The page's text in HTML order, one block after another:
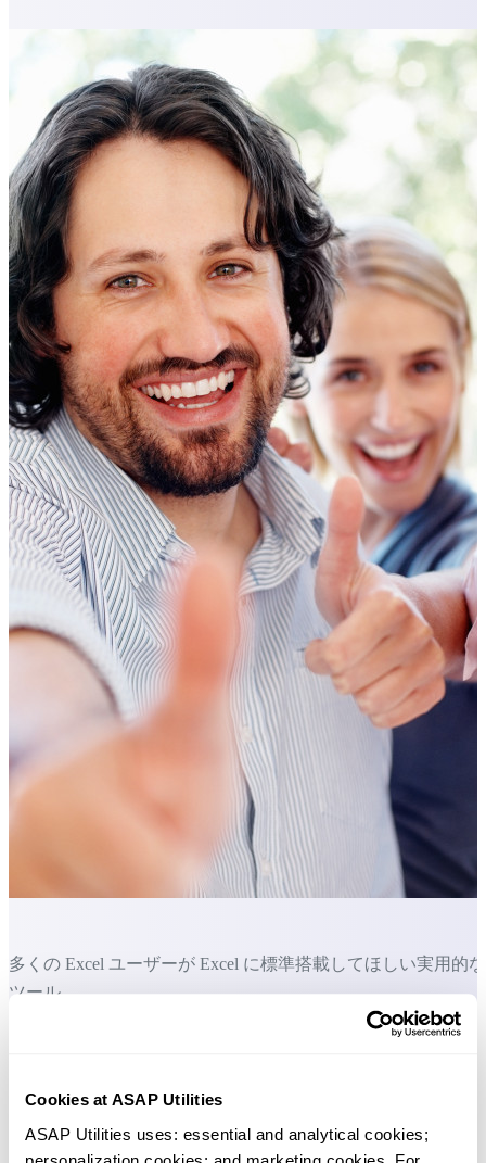
Cookies at ASAP Utilities
ASAP Utilities uses: essential and analytical cookies;
多くの Excel ユーザーが Excel に標準搭載してほしい実用的な
ツール。
Excel の作業をもっと速く、もっと簡単
数式のためのツールのコレクションです。